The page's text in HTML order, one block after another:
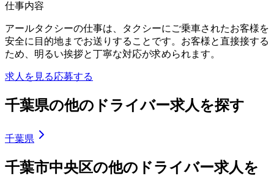
仕事内容
アールタクシーの仕事は、タクシーにご乗車されたお客様を
安全に目的地までお送りすることです。お客様と直接接する
ため、明るい挨拶と丁寧な対応が求められます。
求人を見る応募する
千葉県の他のドライバー求人を探す
千葉県
千葉市中央区の他のドライバー求人を